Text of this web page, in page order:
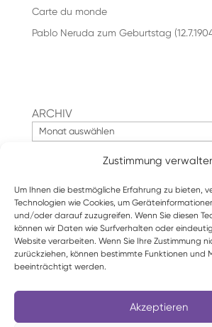
Zustimmung
Um Ihnen die bestmögliche Erfahrung zu bieten,
Technologien wie Cookies, um
und/oder darauf zuzugreifen. Wenn Sie diesen
können wir Daten wie Surfverhalten oder
Website verarbeiten. Wenn Sie Ihre Zustimmung
zurückziehen, können bestimmte Funktionen und
beeinträchtigt werden.
Akzeptieren
Carte du monde
Pablo Neruda zum Geburtstag (12.7.1904
ARCHIV